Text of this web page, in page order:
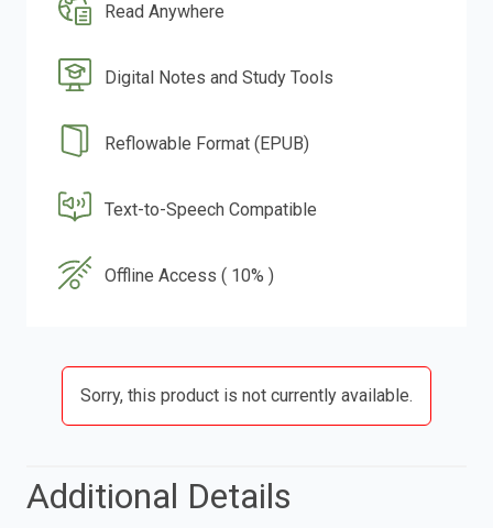
Read Anywhere
Digital Notes and Study Tools
Reflowable Format (EPUB)
Text-to-Speech Compatible
Offline Access ( 10% )
Sorry, this product is not currently available.
Additional Details